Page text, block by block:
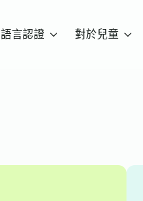
語言認證 對於兒童